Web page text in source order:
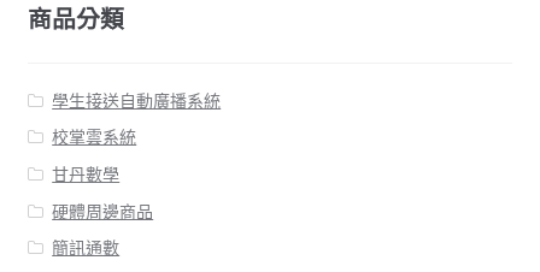
商品分類
學生接送自動廣播系統
校掌雲系統
甘丹數學
硬體周邊商品
簡訊通數